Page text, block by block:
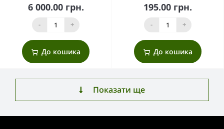
6 000.00 грн.
- +
До кошика
195.00 грн.
- +
До кошика
Показати ще